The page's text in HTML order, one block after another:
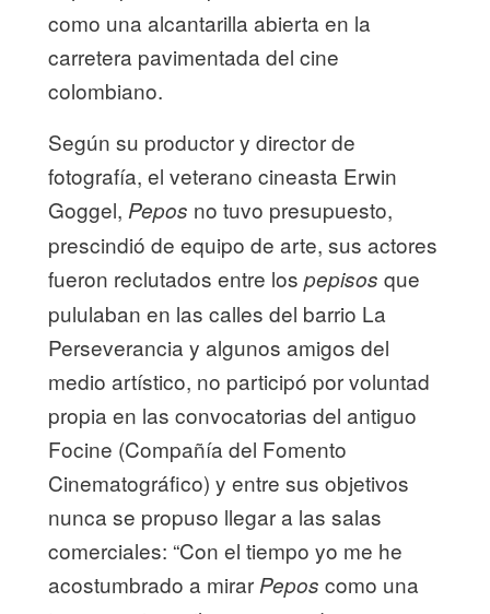
como una alcantarilla abierta en la
carretera pavimentada del cine
colombiano.
Según su productor y director de
fotografía, el veterano cineasta Erwin
Goggel, Pepos no tuvo presupuesto,
prescindió de equipo de arte, sus actores
fueron reclutados entre los pepisos que
pululaban en las calles del barrio La
Perseverancia y algunos amigos del
medio artístico, no participó por voluntad
propia en las convocatorias del antiguo
Focine (Compañía del Fomento
Cinematográfico) y entre sus objetivos
nunca se propuso llegar a las salas
comerciales: “Con el tiempo yo me he
acostumbrado a mirarPepos como una